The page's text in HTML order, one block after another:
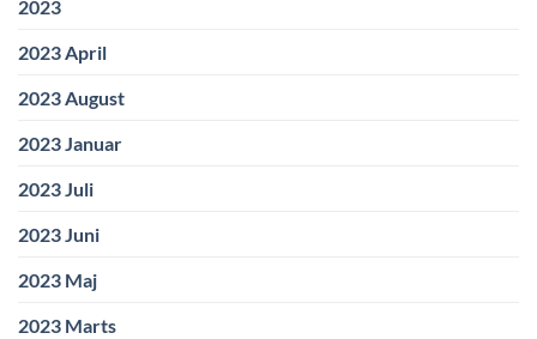
2023
2023 April
2023 August
2023 Januar
2023 Juli
2023 Juni
2023 Maj
2023 Marts